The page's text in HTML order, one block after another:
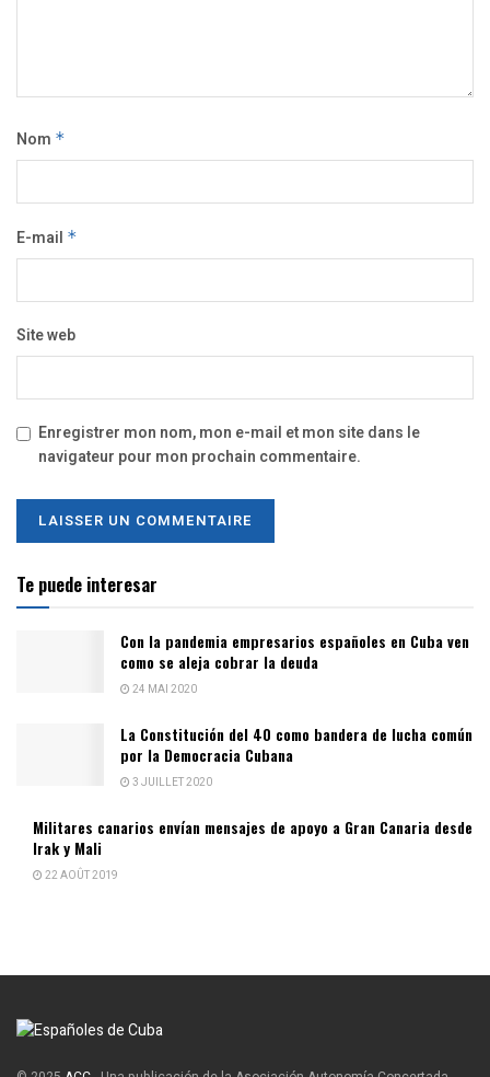
Nom *
E-mail *
Site web
Enregistrer mon nom, mon e-mail et mon site dans le
navigateur pour mon prochain commentaire.
Te puede interesar
Con la pandemia empresarios españoles en Cuba ven
como se aleja cobrar la deuda
24 MAI 2020
La Constitución del 40 como bandera de lucha común
por la Democracia Cubana
3 JUILLET 2020
Militares canarios envían mensajes de apoyo a Gran Canaria desde
Irak y Mali
22 AOÛT 2019